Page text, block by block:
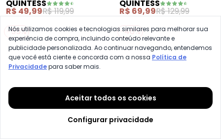
(Floral Rosa) com
Mangas Curtas
QUINTESS
R$ 49,99R$ 119,99
Malha Fria
QUINTESS
R$ 69,99R$ 129,99
-55%
-46%
Nós utilizamos cookies e tecnologias similares para melhorar sua
experiência de compra, incluindo conteúdo relevante e
publicidade personalizada. Ao continuar navegando, entendemos
que você está ciente e concorda com a nossa Política de
Privacidadepara saber mais.
Aceitar todos os cookies
Configurar privacidade